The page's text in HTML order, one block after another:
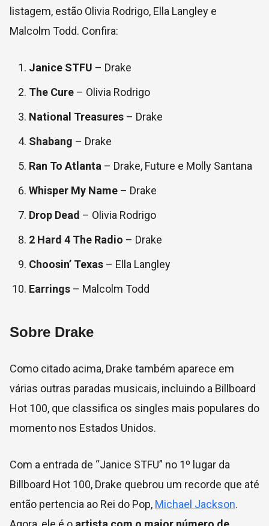
listagem, estão Olivia Rodrigo, Ella Langley e
Malcolm Todd. Confira:
Janice STFU – Drake
The Cure – Olivia Rodrigo
National Treasures – Drake
Shabang – Drake
Ran To Atlanta – Drake, Future e Molly Santana
Whisper My Name – Drake
Drop Dead – Olivia Rodrigo
2 Hard 4 The Radio – Drake
Choosin’ Texas – Ella Langley
Earrings – Malcolm Todd
Sobre Drake
Como citado acima, Drake também aparece em
várias outras paradas musicais, incluindo a Billboard
Hot 100, que classifica os singles mais populares do
momento nos Estados Unidos.
Com a entrada de “Janice STFU” no 1º lugar da
Billboard Hot 100, Drake quebrou um recorde que até
então pertencia ao Rei do Pop, Michael Jackson.